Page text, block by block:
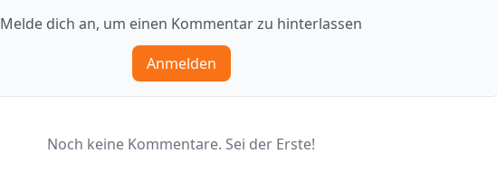
Melde dich an, um einen Kommentar zu hinterlassen
Anmelden
Noch keine Kommentare. Sei der Erste!